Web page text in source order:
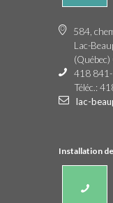
584,
Lac-
418
Téléc.:
lac-
Installation